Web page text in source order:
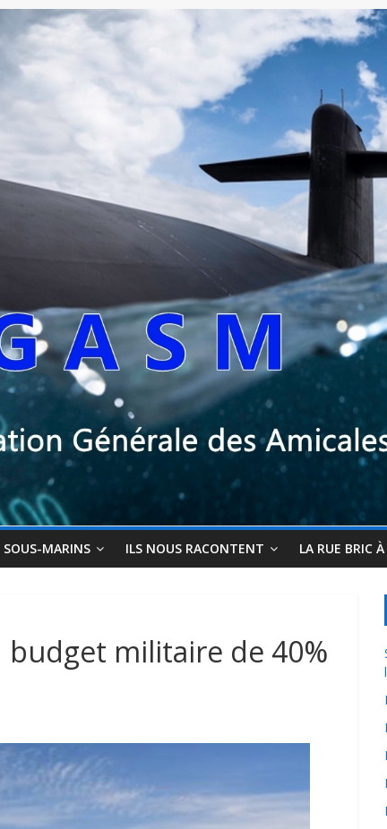
SOUS-MARINS ILS NOUS RACONTENT LA RUE BRIC
budget militaire de 40%